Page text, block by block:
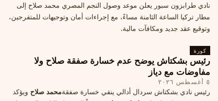
نادي طرابزون سبور يعلن موعد وصول النجم المصري محمد صلاح إلى
مطار تركيا الساعة الثامنة مساءً، مع إجراءات أمان وتوجيهات للمتفرجين،
وتوقيع عقد جديد ومكافآت مالية.
كورة
رئيس بشكتاش يوضح عدم خسارة صفقة صلاح ولا
مفاوضات مع دياز
٥ أغسطس ٢٠٢٦
رئيس نادي بشكتاش سردال أدالي ينفي خسارة صفقةمحمد صلاح ويؤكد